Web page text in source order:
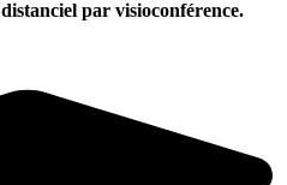
distanciel par visioconférence.